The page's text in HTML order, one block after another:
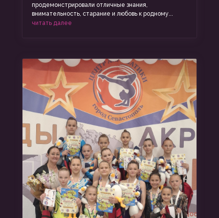
продемонстрировали отличные знания,
внимательность, старание и любовь к родному...
читать далее